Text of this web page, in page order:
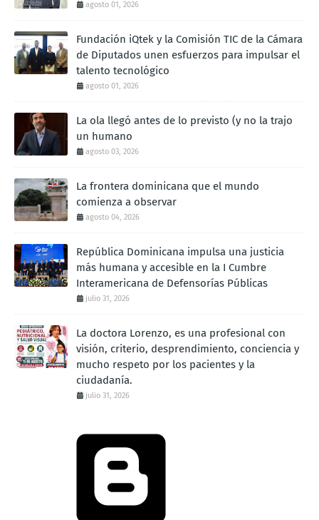
agosto 01, 2026
Fundación iQtek y la Comisión TIC de la Cámara
de Diputados unen esfuerzos para impulsar el
talento tecnológico
agosto 01, 2026
La ola llegó antes de lo previsto (y no la trajo
un humano
agosto 03, 2026
La frontera dominicana que el mundo
comienza a observar
agosto 04, 2026
República Dominicana impulsa una justicia
más humana y accesible en la I Cumbre
Interamericana de Defensorías Públicas
julio 31, 2026
La doctora Lorenzo, es una profesional con
visión, criterio, desprendimiento, conciencia y
mucho respeto por los pacientes y la
ciudadanía.
julio 31, 2026